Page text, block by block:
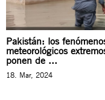
Pakistán: los
meteorológicos
ponen de ...
18. Mar, 2024